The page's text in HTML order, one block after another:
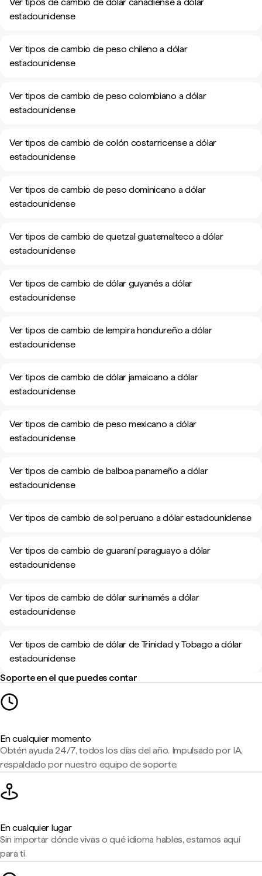
estadounidense
Ver tipos de cambio de peso chileno a dólar
estadounidense
Ver tipos de cambio de peso colombiano a dólar
estadounidense
Ver tipos de cambio de colón costarricense a dólar
estadounidense
Ver tipos de cambio de peso dominicano a dólar
estadounidense
Ver tipos de cambio de quetzal guatemalteco a dólar
estadounidense
Ver tipos de cambio de dólar guyanés a dólar
estadounidense
Ver tipos de cambio de lempira hondureño a dólar
estadounidense
Ver tipos de cambio de dólar jamaicano a dólar
estadounidense
Ver tipos de cambio de peso mexicano a dólar
estadounidense
Ver tipos de cambio de balboa panameño a dólar
estadounidense
Ver tipos de cambio de sol peruano a dólar estadounidense
Ver tipos de cambio de guaraní paraguayo a dólar
estadounidense
Ver tipos de cambio de dólar surinamés a dólar
estadounidense
Ver tipos de cambio de dólar de Trinidad y Tobago a dólar
estadounidense
Soporte en el que puedes contar
En cualquier momento
Obtén ayuda 24/7, todos los días del año. Impulsado por IA,
respaldado por nuestro equipo de soporte.
En cualquier lugar
Sin importar dónde vivas o qué idioma hables, estamos aquí
para ti.